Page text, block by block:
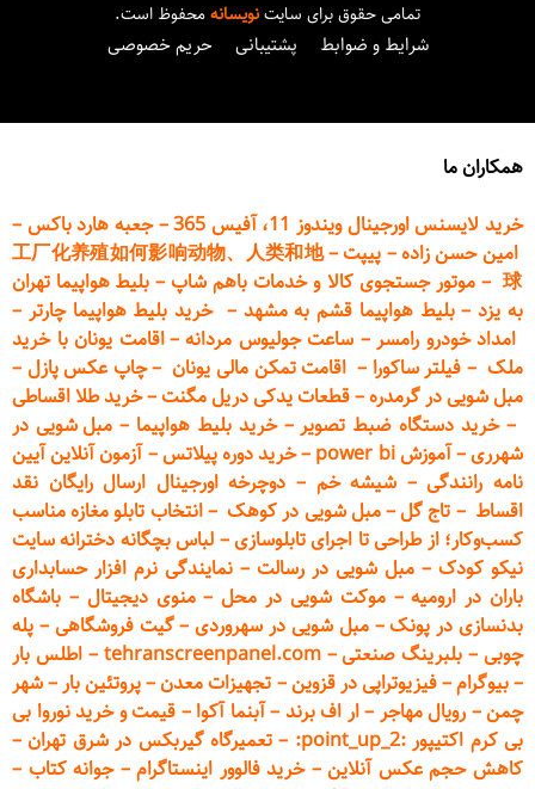
تمامی حقوق برای سایتنویسانهمحفوظ است.
شرایط و ضوابط پشتیبانی حریم خصوصی
همکاران ما
خرید لایسنس اورجینال ویندوز 11، آفیس 365
–جعبه هارد باکس –
امین حسن زاده– پیپت–
工厂化养殖如何影响动物、人类和地
球
– موتور جستجوی کالا و خدمات باهم شاپ– بلیط هواپیما تهران
به یزد–بلیط هواپیما قشم به مشهد –خرید بلیط هواپیما چارتر –
امداد خودرو رامسر– ساعت جولیوس مردانه–اقامت یونان با خرید
ملک – فیلتر ساکورا – اقامت تمکن مالی یونان –چاپ عکس پازل –
مبل شویی در گرمدره–قطعاتیدکی دریل مگنت–خرید طلا اقساطی
–خرید دستگاه ضبط تصویر–خرید بلیط هواپیما –مبل شویی در
شهرری–آموزش power bi –خرید دورهپیلاتس–آزمون آنلاین آیین
نامه رانندگی– شیشه خم – دوچرخه اورجینال ارسال رایگان نقد
اقساط – تاج گل–مبل شویی در کوهک–انتخاب تابلو مغازه مناسب
کسب‌وکار؛ از طراحی تا اجرای تابلوسازی– لباس بچگانه دخترانه سایت
نیکو کودک – مبل شویی در رسالت – نمایندگی نرم افزار حسابداری
باران در ارومیه–موکت شویی در محل–منوی دیجیتال – باشگاه
بدنسازی در پونک–مبل شویی در سهروردی–گیت فروشگاهی – پله
چوبی – بلبرینگ صنعتی–
tehranscreenpanel.com
–اطلس بار
–بیوگرام–فیزیوتراپی در قزوین– تجهیزات معدن–پروتئین بار–شهر
چمن– رویال مهاجر –ار اف برند –آبنما آکوا – قیمت و خرید نوروا بی
بی کرم اکتیپور :point_up_2:
– تعمیرگاه گیربکس در شرق تهران–
کاهش حجم عکس آنلاین–خرید فالوور اینستاگرام–جوانه کتاب –